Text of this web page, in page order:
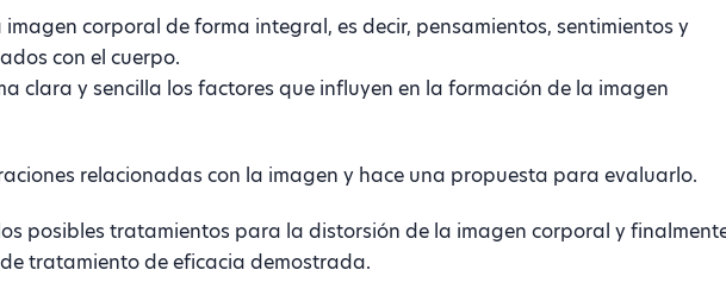
corporal de forma integral, es decir, pensamientos, sentimientos y
con el cuerpo.
clara y sencilla los factores que influyen en la formación de la imagen
relacionadas con la imagen y hace una propuesta para evaluarlo.
posibles tratamientos para la distorsión de la imagen corporal y
tratamiento de eficacia demostrada.